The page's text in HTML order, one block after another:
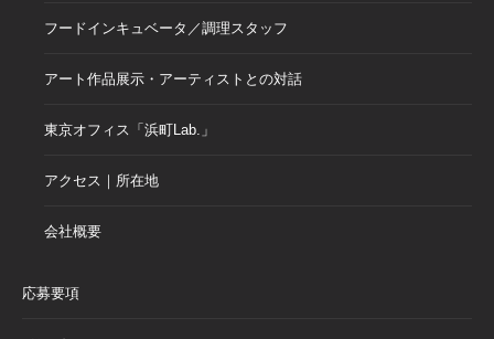
フードインキュベータ／調理スタッフ
アート作品展示・アーティストとの対話
東京オフィス「浜町Lab.」
アクセス｜所在地
会社概要
応募要項